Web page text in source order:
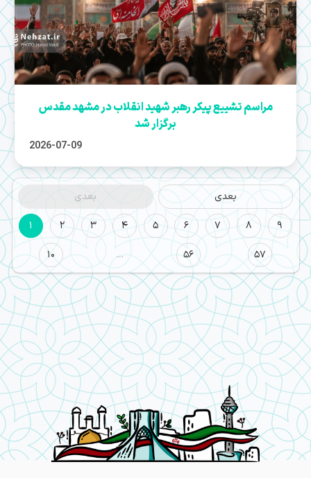
مراسم تشییع پیکر رهبر شهید انقلاب در مشهد مقدس
برگزار شد
2026-07-09
بعدی
بعدی
1
2 3 4 5 6 7 8
9
10
… 56 57